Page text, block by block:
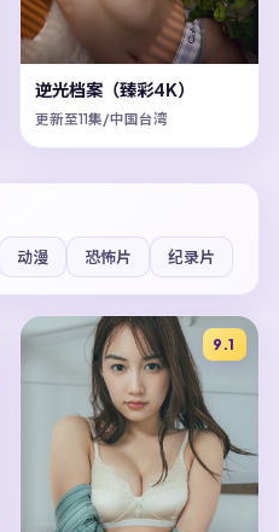
逆光档案（臻彩4K）
更新至11集/中国台湾
动漫 恐怖片 纪录片
9.1